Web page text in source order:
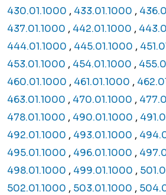
430.01.1000 , 433.01.1000 ,
437.01.1000 , 442.01.1000 ,
444.01.1000 , 445.01.1000 ,
453.01.1000 , 454.01.1000 ,
460.01.1000 , 461.01.1000 ,
463.01.1000 , 470.01.1000 ,
478.01.1000 , 490.01.1000 ,
492.01.1000 , 493.01.1000 ,
495.01.1000 , 496.01.1000 ,
498.01.1000 , 499.01.1000 ,
502.01.1000 , 503.01.1000 ,